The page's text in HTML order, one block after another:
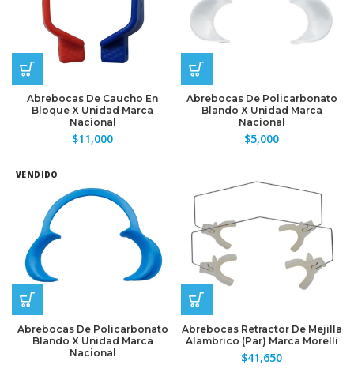
Abrebocas De Caucho En
Bloque X Unidad Marca
Nacional
$11,000
Abrebocas De Policarbonato
Blando X Unidad Marca
Nacional
$5,000
VENDIDO
Abrebocas De Policarbonato
Blando X Unidad Marca
Nacional
Abrebocas Retractor De Mejilla
Alambrico (Par) Marca Morelli
$41,650